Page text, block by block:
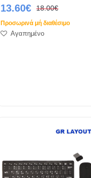
13.60€ 18.00€
Προσωρινά μή διαθέσιμο
Αγαπημένο